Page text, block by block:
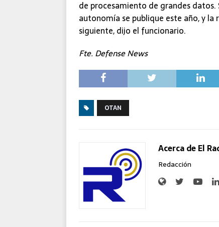
de procesamiento de grandes
autonomía se publique este año, y
siguiente, dijo el funcionario.
Fte. Defense News
OTAN
Acerca de El
Redacción